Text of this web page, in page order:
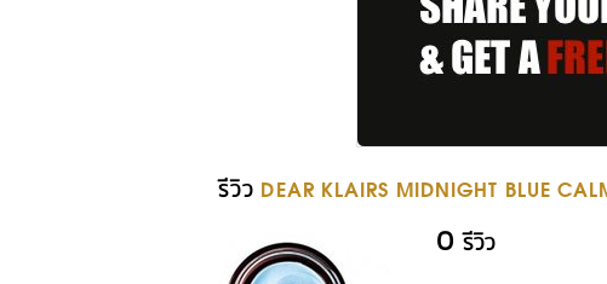
รีวิว DEAR KLAIRS MIDNIGHT BLUE
0 รีวิว